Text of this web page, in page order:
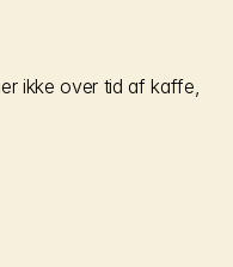
ikke over tid af kaffe,